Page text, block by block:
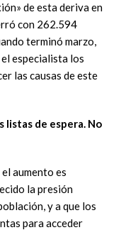
de esta deriva en
con 262.594
terminó marzo,
especialista los
las causas de este
listas de espera. No
aumento es
la presión
y a que los
para acceder